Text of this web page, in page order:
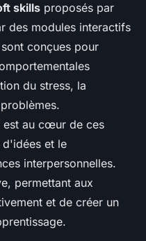
skills proposés par
des modules interactifs
conçues pour
du stress, la
est au cœur de ces
et le
interpersonnelles.
permettant aux
et de créer un